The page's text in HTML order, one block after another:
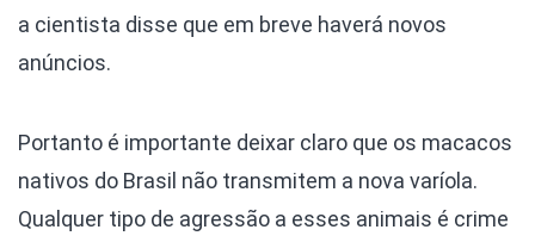
a cientista disse que em breve haverá novos
anúncios.
Portanto é importante deixar claro que os macacos
nativos do Brasil não transmitem a nova varíola.
Qualquer tipo de agressão a esses animais é crime